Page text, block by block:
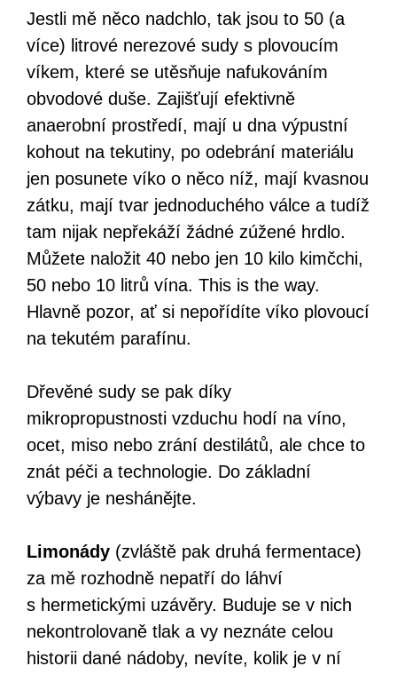
Jestli mě něco nadchlo, tak jsou to 50 (a
více) litrové nerezové sudy s plovoucím
víkem, které se utěsňuje nafukováním
obvodové duše. Zajišťují efektivně
anaerobní prostředí, mají u dna výpustní
kohout na tekutiny, po odebrání materiálu
jen posunete víko o něco níž, mají kvasnou
zátku, mají tvar jednoduchého válce a tudíž
tam nijak nepřekáží žádné zúžené hrdlo.
Můžete naložit 40 nebo jen 10 kilo kimčchi,
50 nebo 10 litrů vína. This is the way.
Hlavně pozor, ať si nepořídíte víko plovoucí
na tekutém parafínu.
Dřevěné sudy se pak díky
mikropropustnosti vzduchu hodí na víno,
ocet, miso nebo zrání destilátů, ale chce to
znát péči a technologie. Do základní
výbavy je neshánějte.
Limonády (zvláště pak druhá fermentace)
za mě rozhodně nepatří do láhví
s hermetickými uzávěry. Buduje se v nich
nekontrolovaně tlak a vy neznáte celou
historii dané nádoby, nevíte, kolik je v ní